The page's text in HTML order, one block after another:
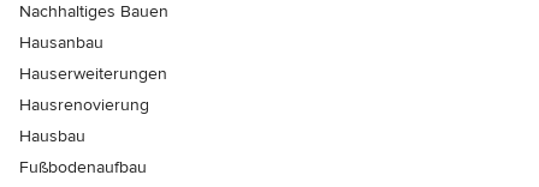
Nachhaltiges Bauen
Hausanbau
Hauserweiterungen
Hausrenovierung
Hausbau
Fußbodenaufbau